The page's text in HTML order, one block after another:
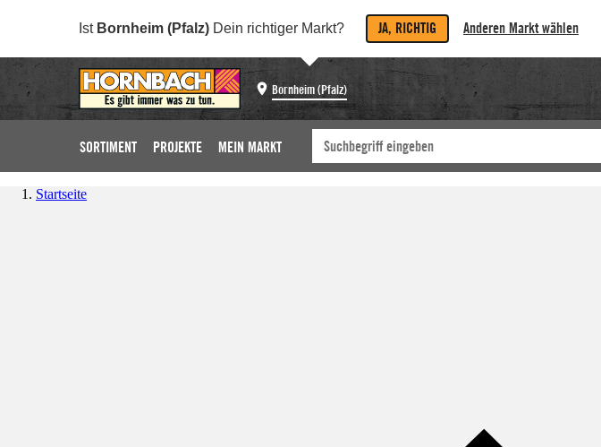
Ist Bornheim (Pfalz) Dein richtiger Markt? JA, RICHTIG Anderen Markt wählen
Bornheim (Pfalz)
SORTIMENT PROJEKTE MEIN MARKT
Startseite